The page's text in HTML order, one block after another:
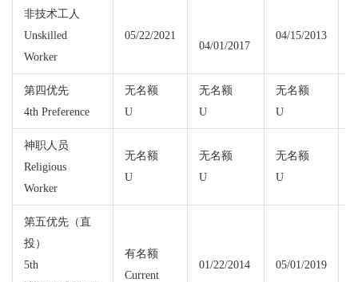
非技术工人
Unskilled
Worker
05/22/2021
04/01/2017
04/15/2013
第四优先
4th Preference
无名额
U
无名额
U
无名额
U
神职人员
Religious
Worker
无名额
U
无名额
U
无名额
U
第五优先（直
投）
5th
有名额
Current
01/22/2014 05/01/2019